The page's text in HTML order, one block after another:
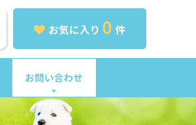
お気に入り 0 件
お問い合わせ